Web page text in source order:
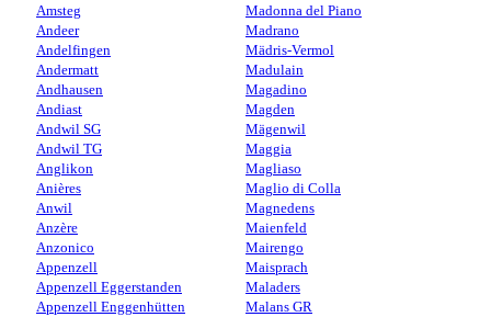
Amsteg
Andeer
Andelfingen
Andermatt
Andhausen
Andiast
Andwil SG
Andwil TG
Anglikon
Anières
Anwil
Anzère
Anzonico
Appenzell
Appenzell Eggerstanden
Appenzell Enggenhütten
Madonna del Piano
Madrano
Mädris-Vermol
Madulain
Magadino
Magden
Mägenwil
Maggia
Magliaso
Maglio di Colla
Magnedens
Maienfeld
Mairengo
Maisprach
Maladers
Malans GR